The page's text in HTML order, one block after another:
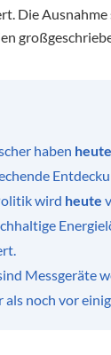
Die
haben heute
wird heute
Messgeräte
als noch vor